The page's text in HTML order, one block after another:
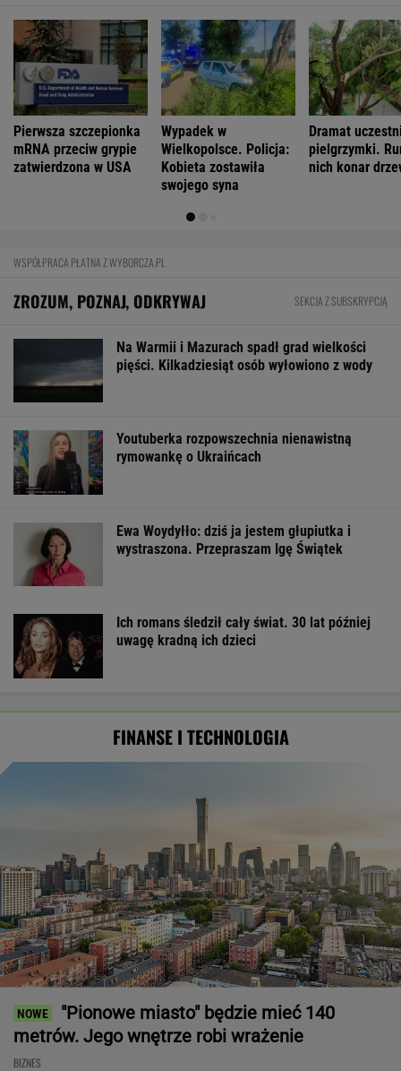
Pierwsza szczepionka
mRNA przeciw grypie
zatwierdzona w USA
Wypadek w
Wielkopolsce. Policja:
Kobieta zostawiła
swojego syna
Dramat
pielgrzymki.
nich konar
WSPÓŁPRACA PŁATNA Z WYBORCZA.PL
ZROZUM, POZNAJ, ODKRYWAJ SEKCJA Z SUBSKRYPCJĄ
Na Warmii i Mazurach spadł grad wielkości
pięści. Kilkadziesiąt osób wyłowiono z wody
Youtuberka rozpowszechnia nienawistną
rymowankę o Ukraińcach
Ewa Woydyłło: dziś ja jestem głupiutka i
wystraszona. Przepraszam Igę Świątek
Ich romans śledził cały świat. 30 lat później
uwagę kradną ich dzieci
FINANSE I TECHNOLOGIA
"Pionowe miasto" będzie mieć 140
metrów. Jego wnętrze robi wrażenie
BIZNES